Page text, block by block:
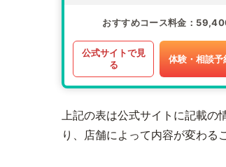
おすすめコース料金
公式サイトで見
る
体験・相談予
上記の表は公式サイトに記載の
り、店舗によって内容が変わる